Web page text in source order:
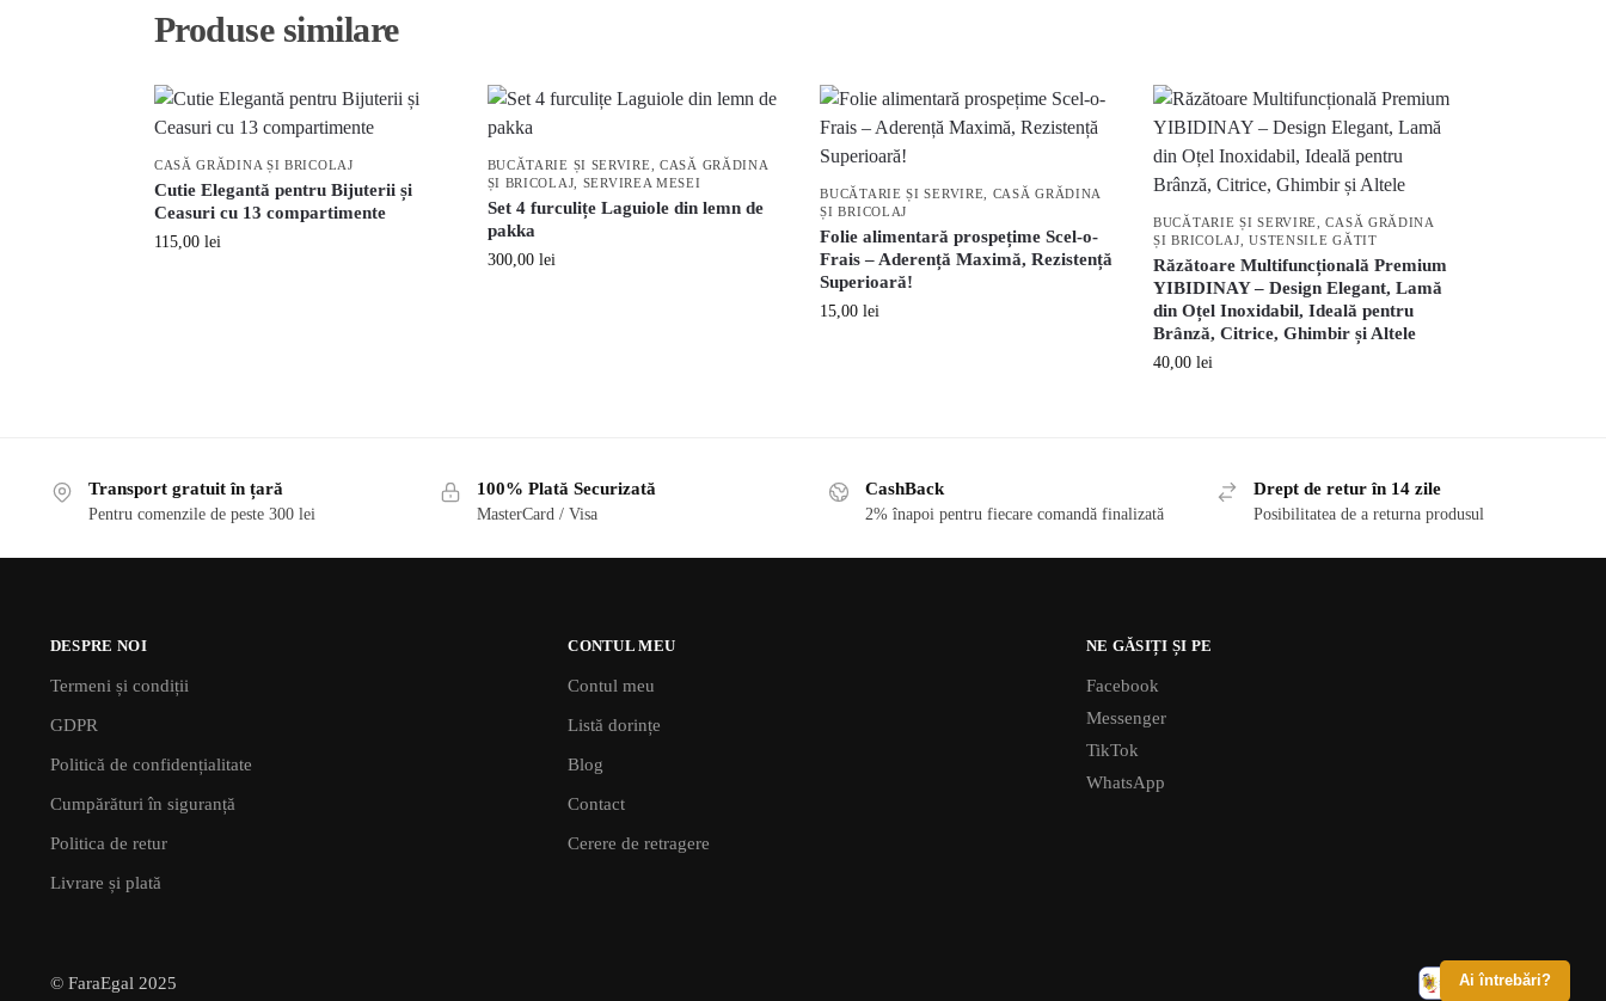
Ai întrebări?
Produse similare
CASĂ GRĂDINA ȘI BRICOLAJ
Cutie Elegantă pentru Bijuterii și
Ceasuri cu 13 compartimente
115,00 lei
BUCĂTARIE ȘI SERVIRE
CASĂ GRĂDINA
ȘI BRICOLAJ
SERVIREA MESEI
Set 4 furculițe Laguiole din lemn de
pakka
300,00 lei
BUCĂTARIE ȘI SERVIRE
CASĂ GRĂDINA
ȘI BRICOLAJ
Folie alimentară prospețime Scel-o-
Frais – Aderență Maximă, Rezistență
Superioară!
15,00lei
BUCĂTARIE ȘI SERVIRE ,CASĂ GRĂDINA
ȘI BRICOLAJ ,USTENSILE GĂTIT
Răzătoare Multifuncțională Premium
YIBIDINAY – Design Elegant, Lamă
din Oțel Inoxidabil, Ideală pentru
Brânză, Citrice, Ghimbir și Altele
40,00lei
Transport gratuit în țară
Pentru comenzile de peste 300 lei
100% Plată Securizată
MasterCard / Visa
CashBack
2% înapoi pentru fiecare comandă finalizată
Drept de retur în 14 zile
Posibilitatea de a returna produsul
DESPRE NOI
Termeni și condiții
GDPR
Politică de confidențialitate
Cumpărături în siguranță
Politica de retur
Livrare și plată
CONTUL MEU
Contul meu
Listă dorințe
Blog
Contact
Cerere de retragere
NE GĂSIȚI ȘI PE
Facebook
Messenger
TikTok
WhatsApp
© FaraEgal 2025